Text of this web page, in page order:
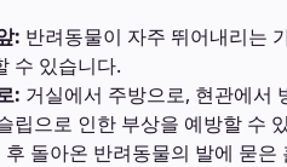
: 반려동물이 자주 뛰어내리는
수 있습니다.
: 거실에서 주방으로, 현관에서
립으로 인한 부상을 예방할 수
후 돌아온 반려동물의 발에 묻